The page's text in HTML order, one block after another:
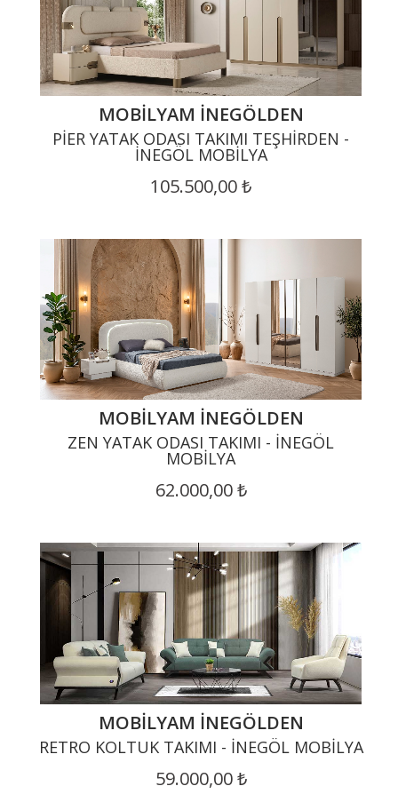
MOBILYAM İNEGÖLDEN
PIER YATAK ODASI TAKIMI TEŞHIRDEN -
İNEGÖL MOBILYA
105.500,00 ₺
MOBILYAM İNEGÖLDEN
ZEN YATAK ODASI TAKIMI - İNEGÖL
MOBILYA
62.000,00 ₺
MOBILYAM İNEGÖLDEN
RETRO KOLTUK TAKIMI - İNEGÖL MOBILYA
59.000,00 ₺